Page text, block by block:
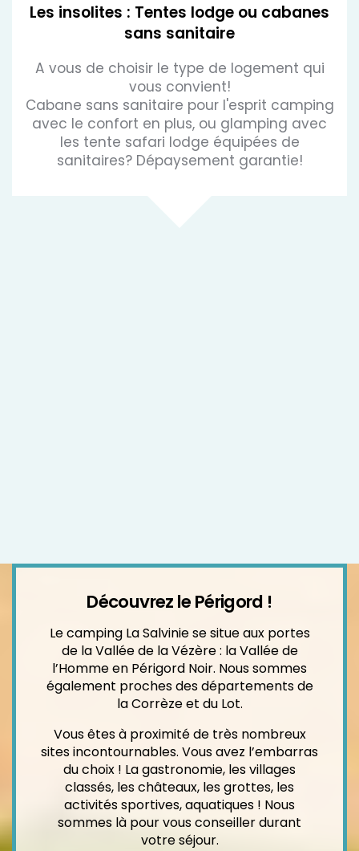
Les insolites : Tentes lodge ou cabanes
sans sanitaire
A vous de choisir le type de logement qui
vous convient!
Cabane sans sanitaire pour l'esprit camping
avec le confort en plus, ou glamping avec
les tente safari lodge équipées de
sanitaires? Dépaysement garantie!
Découvrez le Périgord !
Le camping La Salvinie se situe aux portes
de la Vallée de la Vézère : la Vallée de
l’Homme en Périgord Noir. Nous sommes
également proches des départements de
la Corrèze et du Lot.
Vous êtes à proximité de très nombreux
sites incontournables. Vous avez l’embarras
du choix ! La gastronomie, les villages
classés, les châteaux, les grottes, les
activités sportives, aquatiques ! Nous
sommes là pour vous conseiller durant
votre séjour.